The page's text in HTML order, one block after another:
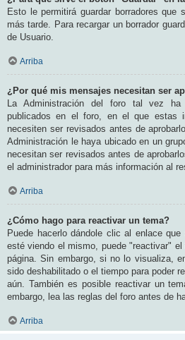
Esto le permitirá guardar borradores que
más tarde. Para recargar un borrador
de Usuario.
Arriba
¿Por qué mis mensajes necesitan ser
La Administración del foro tal vez ha
publicados en el foro, en el que estas
necesiten ser revisados antes de
Administración le haya ubicado en un
necesitan ser revisados antes de
el administrador para más información al
Arriba
¿Cómo hago para reactivar un tema?
Puede hacerlo dándole clic al enlace
esté viendo el mismo, puede "reactivar"
página. Sin embargo, si no lo visualiza,
sido deshabilitado o el tiempo para poder
aún. También es posible reactivar un
embargo, lea las reglas del foro antes de
Arriba